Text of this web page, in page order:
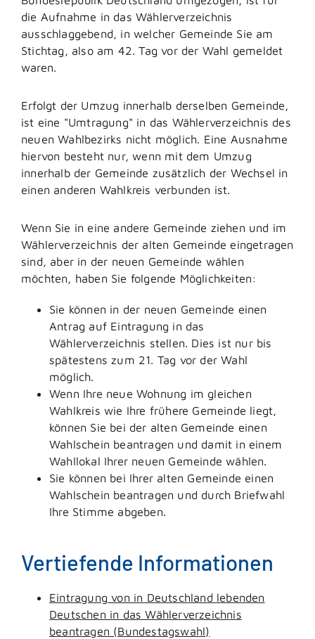
die Aufnahme in das Wählerverzeichnis
ausschlaggebend, in welcher Gemeinde Sie am
Stichtag, also am 42. Tag vor der Wahl gemeldet
waren.
Erfolgt der Umzug innerhalb derselben Gemeinde,
ist eine "Umtragung" in das Wählerverzeichnis des
neuen Wahlbezirks nicht möglich. Eine Ausnahme
hiervon besteht nur,wenn mit dem Umzug
innerhalb der Gemeinde zusätzlich der Wechsel in
einen anderen Wahlkreis verbunden ist.
Wenn Sie in eine andere Gemeinde ziehen und im
Wählerverzeichnis der alten Gemeinde eingetragen
sind, aber in der neuen Gemeinde wählen
möchten, haben Sie folgende Möglichkeiten:
Sie können in der neuen Gemeinde einen
Antrag auf Eintragung in das
Wählerverzeichnis stellen. Dies ist nur bis
spätestens zum 21. Tag vor der Wahl
möglich.
Wenn Ihre neue Wohnung im gleichen
Wahlkreis wie Ihre frühere Gemeinde liegt,
können Sie bei der alten Gemeinde einen
Wahlschein beantragen und damit in einem
Wahllokal Ihrer neuen Gemeinde wählen.
Sie können bei Ihrer alten Gemeinde einen
Wahlschein beantragen und durch Briefwahl
Ihre Stimme abgeben.
Vertiefende Informationen
Eintragung von in Deutschland lebenden
Deutschen in das Wählerverzeichnis
beantragen (Bundestagswahl)